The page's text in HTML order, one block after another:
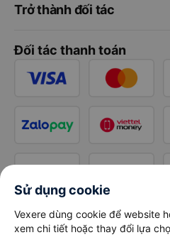
Trở thành đối tác
Đối tác thanh toán
Sử dụng cookie
Vexere dùng cookie để website
xem chi tiết hoặc thay đổi lựa